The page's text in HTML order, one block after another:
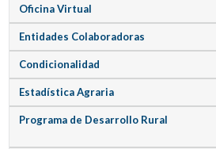
Oficina Virtual
Entidades Colaboradoras
Condicionalidad
Estadística Agraria
Programa de Desarrollo Rural